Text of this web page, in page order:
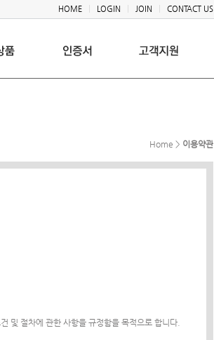
HOME LOGIN JOIN CONTACT US
Home > 이용약관
및 절차에 관한 사항을 규정함을 목적으로 합니다.